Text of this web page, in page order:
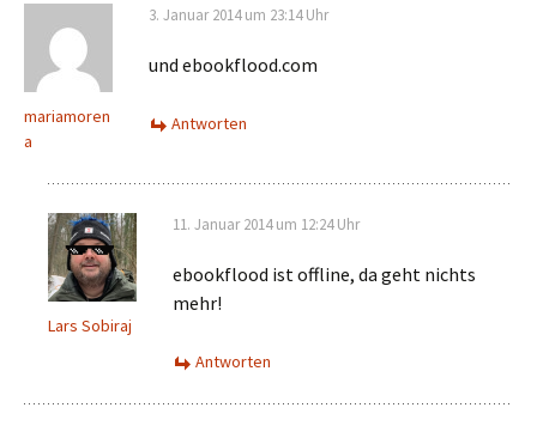
mariamoren
a
3. Januar 2014 um 23:14 Uhr
und ebookflood.com
Antworten
Lars Sobiraj
11. Januar 2014 um 12:24 Uhr
ebookflood ist offline, da geht nichts
mehr!
Antworten